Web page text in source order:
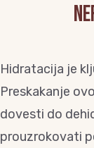
Hidratacija je
Preskakanje
dovesti do
prouzrokovati